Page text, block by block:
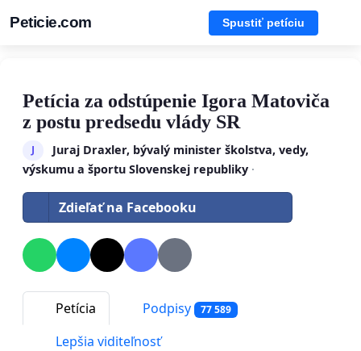
Peticie.com Spustiť petíciu
Petícia za odstúpenie Igora Matoviča
z postu predsedu vlády SR
J
Juraj Draxler, bývalý minister školstva, vedy,
výskumu a športu Slovenskej republiky ·
Zdieľať na Facebooku
Petícia Podpisy 77 589
Lepšia viditeľnosť